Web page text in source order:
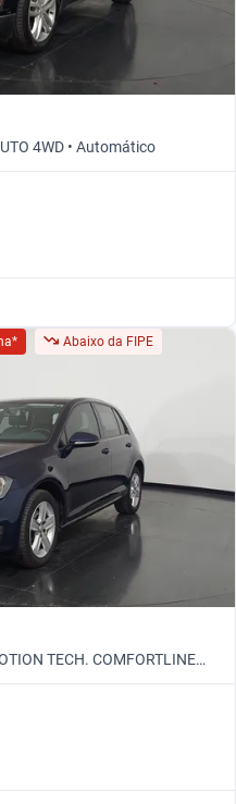
4WD • Automático
Abaixo da FIPE
TECH. COMFORTLINE